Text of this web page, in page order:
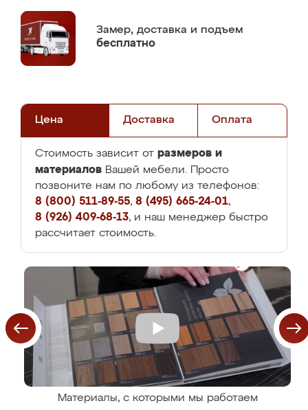
Замер, доставка и подъем
бесплатно
Цена Доставка Оплата
Стоимость зависит от размеров и
материалов Вашей мебели. Просто
позвоните нам по любому из телефонов:
8 (800) 511-89-55, 8 (495) 665-24-01,
8 (926) 409-68-13, и наш менеджер быстро
рассчитает стоимость.
Материалы, с которыми мы работаем